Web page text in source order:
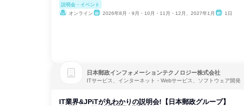
説明会・イベント
オンライン
2026年8月・9月・10月・11月・12月、2027年1月 1日
日本郵政インフォメーションテクノロジー株式会社
ITサービス、インターネット・Webサービス、ソフトウェア開発
IT業界&JPiTが丸わかりの説明会!【日本郵政グループ】